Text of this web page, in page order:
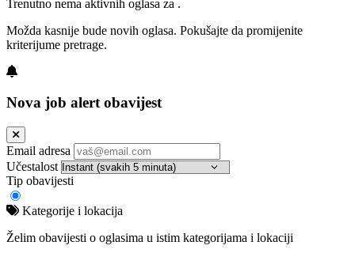
Trenutno nema aktivnih oglasa za .
Možda kasnije bude novih oglasa. Pokušajte da promijenite
kriterijume pretrage.
Nova job alert obavijest
Email adresa
Učestalost
Tip obavijesti
Kategorije i lokacija
Želim obavijesti o oglasima u istim kategorijama i lokaciji